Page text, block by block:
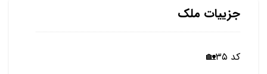
جزییات ملک
کد ۳۵🏡